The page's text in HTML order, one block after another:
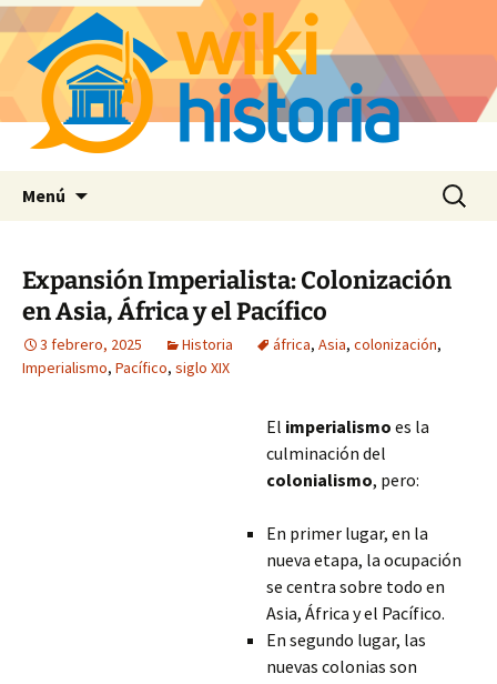
Menú Buscar:
Expansión Imperialista: Colonización
en Asia, África y el Pacífico
3 febrero, 2025 Historia áfrica, Asia, colonización,
Imperialismo, Pacífico, siglo XIX
El imperialismo es la
culminación del
colonialismo, pero:
En primer lugar, en la
nueva etapa, la ocupación
se centra sobre todo en
Asia, África y el Pacífico.
En segundo lugar, las
nuevas colonias son